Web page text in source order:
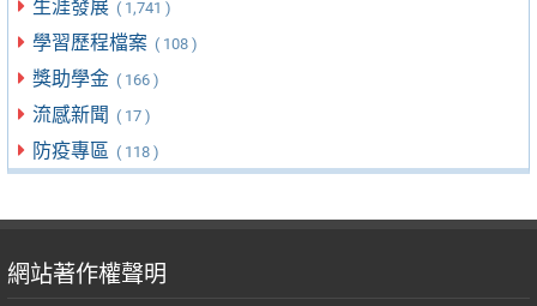
生涯發展 ( 1,741 )
學習歷程檔案 ( 108 )
獎助學金 ( 166 )
流感新聞 ( 17 )
防疫專區 ( 118 )
網站著作權聲明